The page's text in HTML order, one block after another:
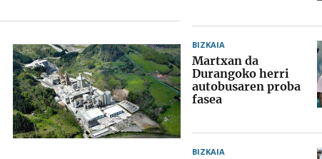
BIZKAIA
Martxan da
Durangoko herri
autobusaren proba
fasea
BIZKAIA